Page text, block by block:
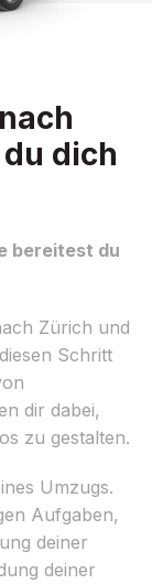
dich
bereitest du
Zürich und
Schritt
dir dabei,
zu gestalten.
Umzugs.
Aufgaben,
deiner
deiner